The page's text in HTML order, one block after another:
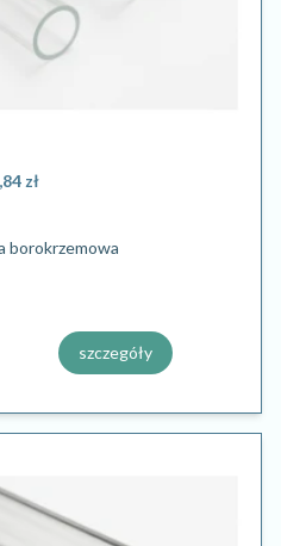
zł
borokrzemowa
szczegóły